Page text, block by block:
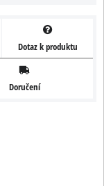
Dotaz k produktu
Doručení